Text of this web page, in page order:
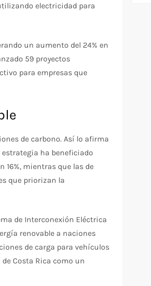
electricidad para
un aumento del 24% en
59 proyectos
para empresas que
de carbono. Así lo afirma
estrategia ha beneficiado
16%, mientras que las de
que priorizan la
de Interconexión Eléctrica
renovable a naciones
de carga para vehículos
Costa Rica como un